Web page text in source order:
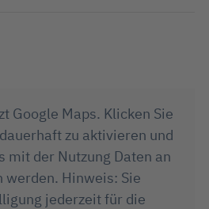
Google Maps. Klicken Sie
zu aktivieren und
mit der Nutzung Daten an
werden. Hinweis: Sie
jederzeit für die